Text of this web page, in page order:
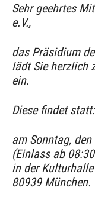
Sehr geehrtes
e.V.,
das Präsidium
lädt Sie herzlich
ein.
Diese findet statt:
am Sonntag,
(Einlass ab
in der
80939 München.